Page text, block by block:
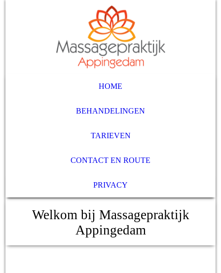
HOME
BEHANDELINGEN
TARIEVEN
CONTACT EN ROUTE
PRIVACY
Welkom bij Massagepraktijk
Appingedam